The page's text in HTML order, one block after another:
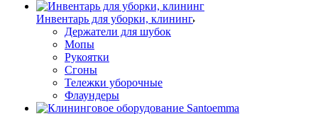
Инвентарь для уборки, клининг
Держатели для шубок
Мопы
Рукоятки
Сгоны
Тележки уборочные
Флаундеры